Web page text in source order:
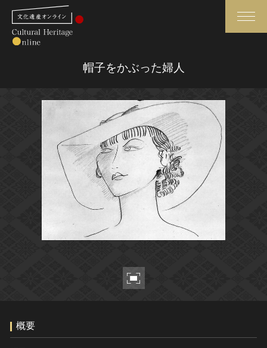
さらに詳細検索
世界遺産と無形文化遺産
動画で見る無形の文化財
媒体資料・関連記事等
博物館、美術館の皆さまへ
文化庁よりご挨拶
今月のみどころ
ヘルプ
帽子をかぶった婦人
概要